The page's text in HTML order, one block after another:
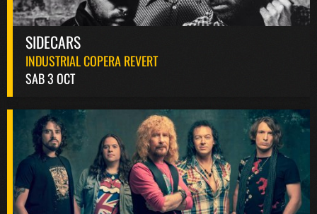
SIDECARS
INDUSTRIAL COPERA REVERT
SAB 3 OCT